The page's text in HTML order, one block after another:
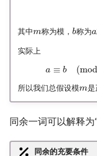
Data Analysis
Gaming
Git
Great Firewall
应用案例（微软三
Course-Selection-
习题
欧拉函数的计算
RSA加密算法
威尔逊定理
其中m称为模， b称为a
实际上
a ≡ b (mod
所以我们总假设模m是
同余一词可以解释为
同余的充要条件